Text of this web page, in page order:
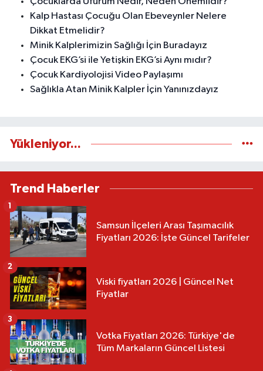
Kalp Hastası Çocuğu Olan Ebeveynler Nelere
Dikkat Etmelidir?
Minik Kalplerimizin Sağlığı İçin Buradayız
Çocuk EKG’si ile Yetişkin EKG’si Aynı mıdır?
Çocuk Kardiyolojisi Video Paylaşımı
Sağlıkla Atan Minik Kalpler İçin Yanınızdayız
Yükleniyor...
Trend Haberler
Samsun İlçeleri Arası Taşımacılık
Fiyatları 2026: İşte Güncel Tarifeler
1
Viski fiyatları 2026 | Güncel Net
Fiyatlar
2
Votka Fiyatları 2026: Türkiye'de
Tüm Markaların Güncel Listesi
3